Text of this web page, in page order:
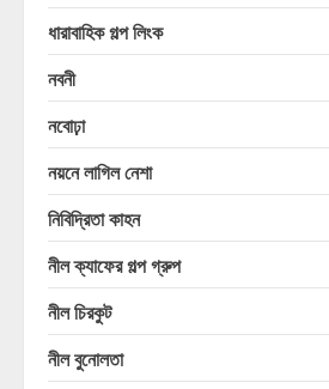
ধারাবাহিক গল্প লিংক
নবনী
নবোঢ়া
নয়নে লাগিল নেশা
নিবিদ্রিতা কাহন
নীল ক্যাফের গল্প গ্রুপ
নীল চিরকুট
নীল বুনোলতা